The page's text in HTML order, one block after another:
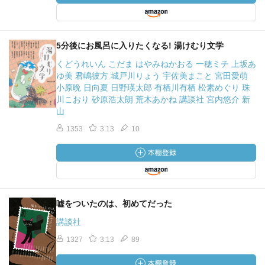
5分後にお風呂に入りたくなる! 湯けむり文学
くどうれいん こだま はやみねかおる 一穂ミチ 上坂あ
ゆ美 君嶋彼方 城戸川りょう 宇佐美まこと 宮田愛萌
小原晩 日向夏 日野瑛太郎 有栖川有栖 松素めぐり 珠
川こおり 砂原浩太朗 荒木あかね 講談社 宮内悠介 新
山
1353 3.13 10
嘘をついたのは、初めてだった
講談社
1327 3.13 89